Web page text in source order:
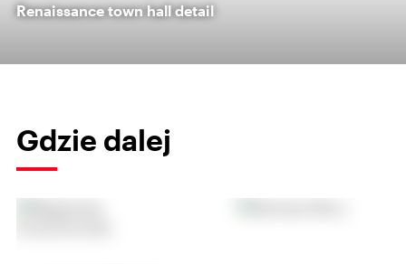
Renaissance town hall detail
Gdzie dalej